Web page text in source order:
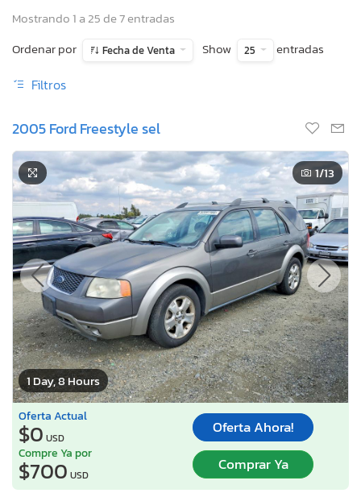
Mostrando 1 a 25 de 7 entradas
Ordenar por
Fecha de Venta Show 25 entradas
Filtros
2005 Ford Freestyle sel
1 Day, 8 Hours
1/13
Oferta Actual
$0 USD
Oferta Ahora!
Compre Ya por
$700 USD
Comprar Ya